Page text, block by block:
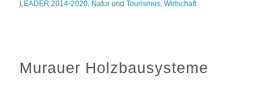
LEADER 2014-2020, Natur und Tourismus,Wirtschaft
Murauer Holzbausysteme